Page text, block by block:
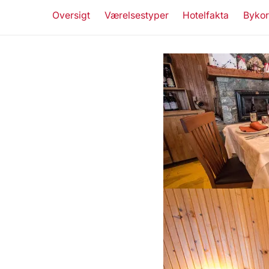
Oversigt Værelsestyper Hotelfakta